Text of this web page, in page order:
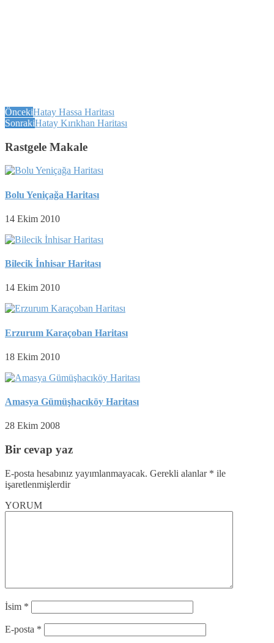
ÖncekiHatay Hassa Haritası
SonrakiHatay Kırıkhan Haritası
Rastgele Makale
Bolu Yeniçağa Haritası
14 Ekim 2010
Bilecik İnhisar Haritası
14 Ekim 2010
Erzurum Karaçoban Haritası
18 Ekim 2010
Amasya Gümüşhacıköy Haritası
28 Ekim 2008
Bir cevap yaz
E-posta hesabınız yayımlanmayacak. Gerekli alanlar * ile
işaretlenmişlerdir
YORUM
İsim *
E-posta *